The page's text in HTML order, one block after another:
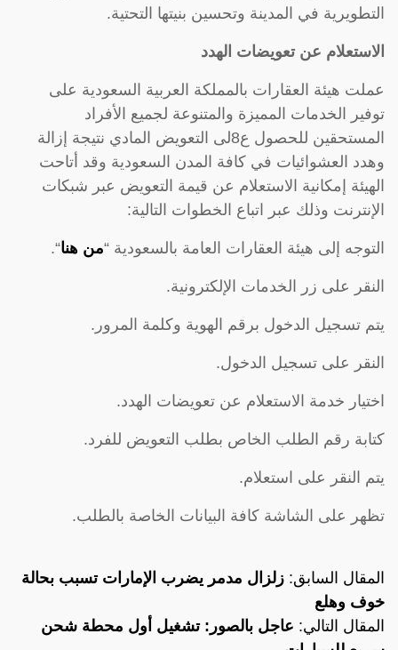
التطويرية في المدينة وتحسين بنيتها التحتية.
الاستعلام عن تعويضات الهدد
عملت هيئة العقارات بالمملكة العربية السعودية على
توفير الخدمات المميزة والمتنوعة لجميع الأفراد
المستحقين للحصول ع8لى التعويض المادي نتيجة إزالة
وهدد العشوائيات في كافة المدن السعودية وقد أتاحت
الهيئة إمكانية الاستعلام عن قيمة التعويض عبر شبكات
الإنترنت وذلك عبر اتباع الخطوات التالية:
التوجه إلى هيئة العقارات العامة بالسعودية “من هنا“.
النقر على زر الخدمات الإلكترونية.
يتم تسجيل الدخول برقم الهوية وكلمة المرور.
النقر على تسجيل الدخول.
اختيار خدمة الاستعلام عن تعويضات الهدد.
كتابة رقم الطلب الخاص بطلب التعويض للفرد.
يتم النقر على استعلام.
تظهر على الشاشة كافة البيانات الخاصة بالطلب.
المقال السابق: زلزال مدمر يضرب الإمارات تسبب بحالة
خوف وهلع
المقال التالي: عاجل بالصور: تشغيل أول محطة شحن